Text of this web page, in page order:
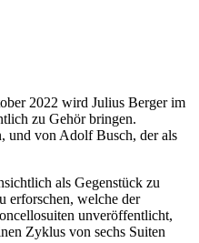
2022 wird Julius Berger im
zu Gehör bringen.
und von Adolf Busch, der als
als Gegenstück zu
erforschen, welche der
unveröffentlicht,
Zyklus von sechs Suiten